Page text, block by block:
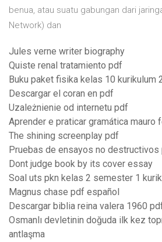
benua, atau suatu gabungan dari
Network) dan
Jules verne writer biography
Quiste renal tratamiento pdf
Buku paket fisika kelas 10 kurikulum
Descargar el coran en pdf
Uzależnienie od internetu pdf
Aprender e praticar gramática mauro
The shining screenplay pdf
Pruebas de ensayos no destructivos
Dont judge book by its cover essay
Soal uts pkn kelas 2 semester 1
Magnus chase pdf español
Descargar biblia reina valera 1960
Osmanlı devletinin doğuda ilk kez
antlaşma